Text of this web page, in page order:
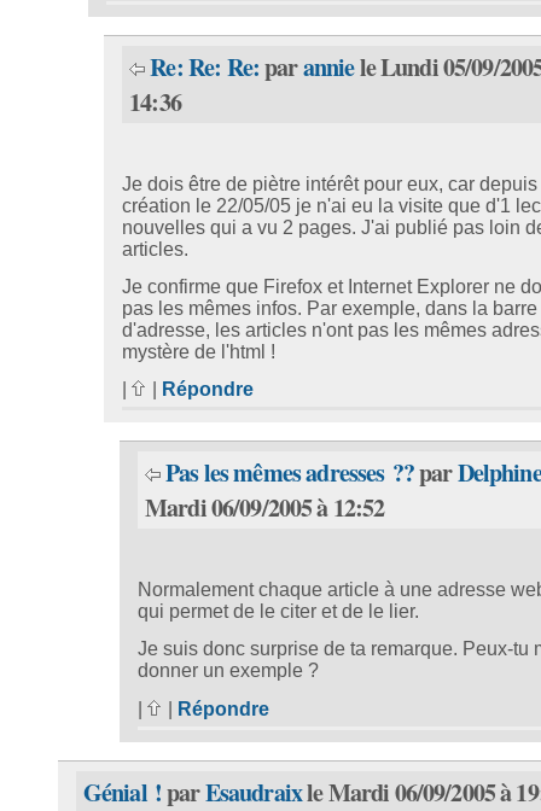
Re: Re: Re:paranniele Lundi 05/09/
14:36
Je dois être de piètre intérêt pour eux, car depuis
création le 22/05/05 je n'ai eu la visite que d'1
nouvelles qui a vu 2 pages. J'ai publié pas loin
articles.
Je confirme que Firefox et Internet Explorer ne
pas les mêmes infos. Par exemple, dans la barre
d'adresse, les articles n'ont pas les mêmes
mystère de l'html !
|
Répondre
Pas les mêmes adresses ??parDelphine
Mardi 06/09/2005 à 12:52
Normalement chaque article à une adresse
qui permet de le citer et de le lier.
Je suis donc surprise de ta remarque. Peux-tu
donner un exemple ?
Répondre
Génial !parEsaudraixle Mardi 06/09/2005 à